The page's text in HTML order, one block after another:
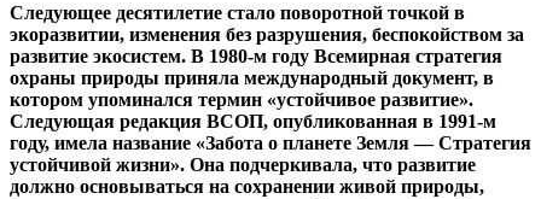
Следующее десятилетие стало поворотной точкой в
экоразвитии, изменения без разрушения, беспокойством за
развитие экосистем. В 1980-м году Всемирная стратегия
охраны природы приняла международный документ, в
котором упоминался термин «устойчивое развитие».
Следующая редакция ВСОП, опубликованная в 1991-м
году, имела название «Забота о планете Земля — Стратегия
устойчивой жизни». Она подчеркивала, что развитие
должно основываться на сохранении живой природы,